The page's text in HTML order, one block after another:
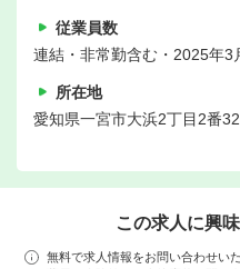
従業員数
連結・非常勤含む・2025年3
所在地
愛知県一宮市大浜2丁目2番32
この求人に興
無料で求人情報をお問い合わせいた